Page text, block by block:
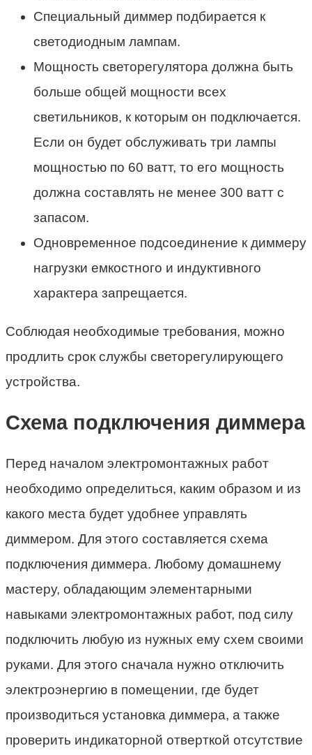
Специальный диммер подбирается к
светодиодным лампам.
Мощность светорегулятора должна быть
больше общей мощности всех
светильников, к которым он подключается.
Если он будет обслуживать три лампы
мощностью по 60 ватт, то его мощность
должна составлять не менее 300 ватт с
запасом.
Одновременное подсоединение к диммеру
нагрузки емкостного и индуктивного
характера запрещается.
Соблюдая необходимые требования, можно
продлить срок службы светорегулирующего
устройства.
Схема подключения диммера
Перед началом электромонтажных работ
необходимо определиться, каким образом и из
какого места будет удобнее управлять
диммером. Для этого составляется схема
подключения диммера. Любому домашнему
мастеру, обладающим элементарными
навыками электромонтажных работ, под силу
подключить любую из нужных ему схем своими
руками. Для этого сначала нужно отключить
электроэнергию в помещении, где будет
производиться установка диммера, а также
проверить индикаторной отверткой отсутствие